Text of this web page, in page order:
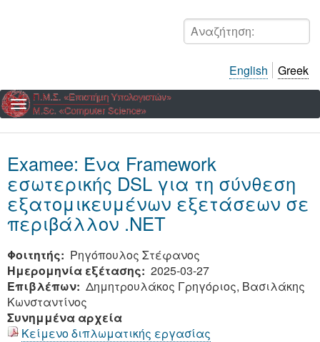
Αναζήτηση:
English Greek
Examee: Ένα Framework
εσωτερικής DSL για τη σύνθεση
εξατομικευμένων εξετάσεων σε
περιβάλλον .NET
Φοιτητής
Ρηγόπουλος Στέφανος
Ημερομηνία εξέτασης
2025-03-27
Επιβλέπων Δημητρουλάκος Γρηγόριος, Βασιλάκης
Κωνσταντίνος
Συνημμένα αρχεία
Κείμενο διπλωματικής εργασίας